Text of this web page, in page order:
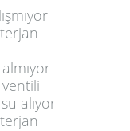
alıyor